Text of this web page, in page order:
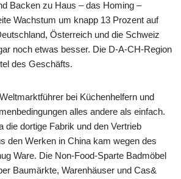
Backen zu Haus – das Homing –
Wachstum um knapp 13 Prozent auf
Österreich und die Schweiz
noch etwas besser. Die D-A-CH-Region
des Geschäfts.
bei Küchenhelfern und
alles andere als einfach.
die dortige Fabrik und den Vertrieb
den Werken in China kam wegen des
Ware. Die Non-Food-Sparte Badmöbel
Baumärkte, Warenhäuser und Cas&